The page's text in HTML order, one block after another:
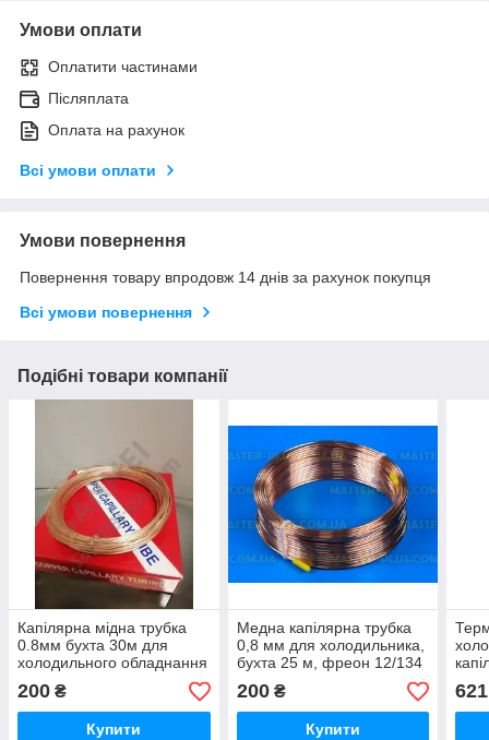
Умови оплати
Оплатити частинами
Післяплата
Оплата на рахунок
Всі умови оплати
Умови повернення
Повернення товару впродовж 14 днів за рахунок покупця
Всі умови повернення
Подібні товари компанії
Капілярна мідна трубка
0.8мм бухта 30м для
холодильного обладнання
TR-008
200 ₴
Купити
Медна капілярна трубка
0,8 мм для холодильника,
бухта 25 м, фреон 12/134
200₴
Купити
м
621